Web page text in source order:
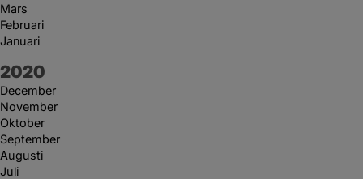
Mars
Februari
Januari
År:
2020
December
November
Oktober
September
Augusti
Juli